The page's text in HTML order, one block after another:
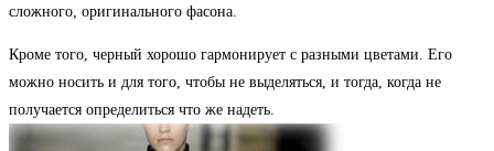
сложного, оригинального фасона.
Кроме того, черный хорошо гармонирует с разными цветами. Его
можно носить и для того, чтобы не выделяться, и тогда, когда не
получается определиться что же надеть.